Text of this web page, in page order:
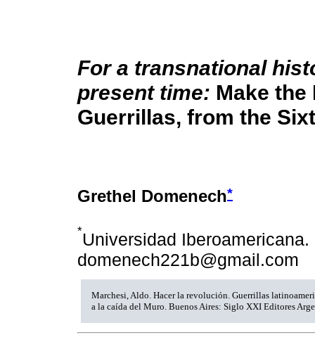
For a transnational
present time: Make
Guerrillas, from the
Grethel Domenech*
*Universidad
domenech221b@gmail.com
Marchesi, Aldo. Hacer la revolución. Guerrillas
a la caída del Muro. Buenos Aires: Siglo XXI Editores